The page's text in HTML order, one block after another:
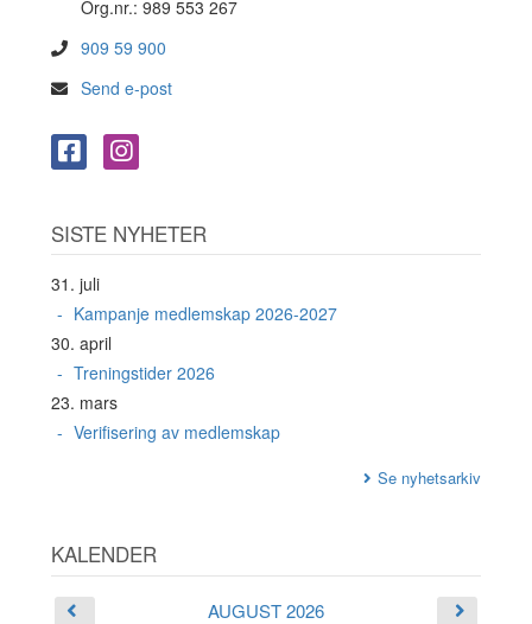
Org.nr.: 989 553 267
909 59 900
Send e-post
SISTE NYHETER
31. juli
Kampanje medlemskap 2026-2027
30. april
Treningstider 2026
23. mars
Verifisering av medlemskap
Se nyhetsarkiv
KALENDER
AUGUST 2026